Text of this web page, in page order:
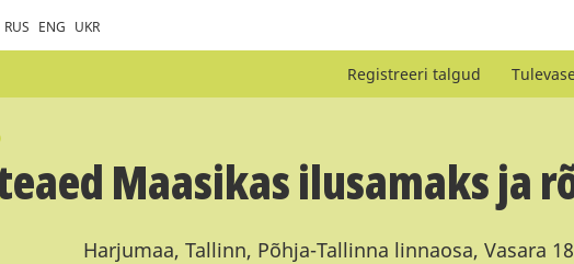
RUS ENG UKR
Registreeri talgud
Maasikas ilusamaks ja
Harjumaa, Tallinn, Põhja-Tallinna linnaosa, Vasara 18